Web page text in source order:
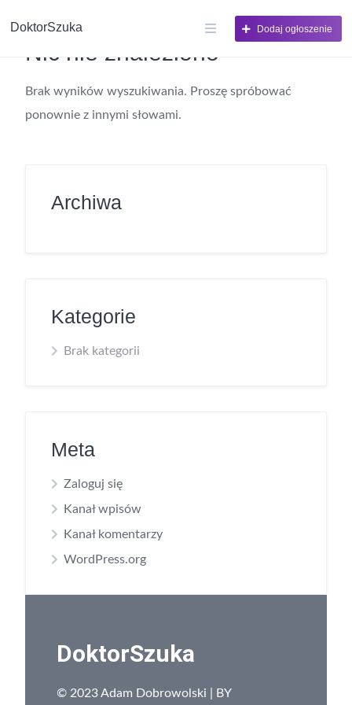
DoktorSzuka Dodaj ogłoszenie
Nic nie znaleziono
Brak wyników wyszukiwania. Proszę spróbować
ponownie z innymi słowami.
Archiwa
Kategorie
Brak kategorii
Meta
Zaloguj się
Kanał wpisów
Kanał komentarzy
WordPress.org
DoktorSzuka
© 2023 Adam Dobrowolski | BY